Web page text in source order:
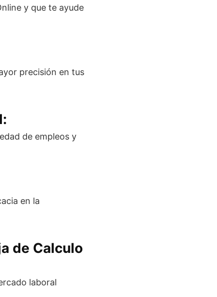
y que te ayude
precisión en tus
de empleos y
en la
de Calculo
laboral